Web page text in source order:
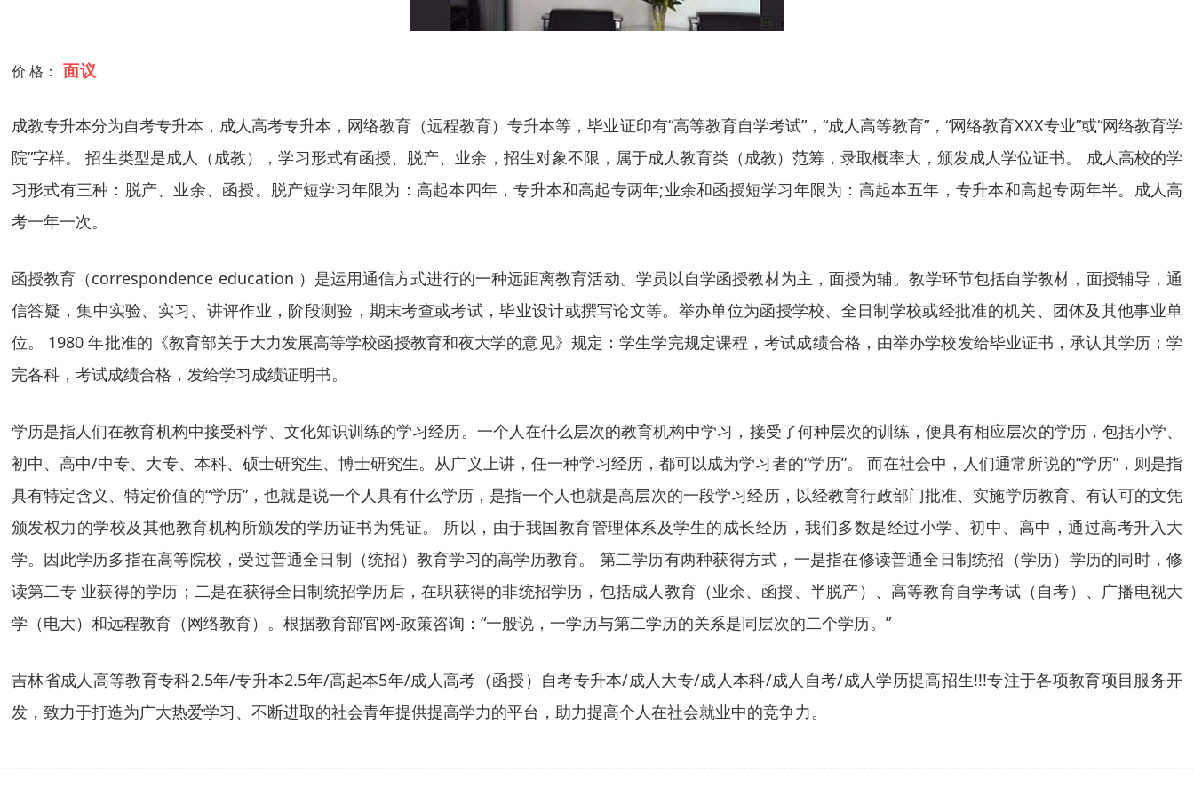
价 格： 面议
成教专升本分为自考专升本，成人高考专升本，网络教育（远程教育）专升本等，毕业证印有“高等教育自学考试”，“成人高等教育”，“网络教育XXX专业”或“网络教育学
院”字样。 招生类型是成人（成教），学习形式有函授、脱产、业余，招生对象不限，属于成人教育类（成教）范筹，录取概率大，颁发成人学位证书。 成人高校的学
习形式有三种：脱产、业余、函授。脱产短学习年限为：高起本四年，专升本和高起专两年;业余和函授短学习年限为：高起本五年，专升本和高起专两年半。成人高
考一年一次。
函授教育（correspondence education ）是运用通信方式进行的一种远距离教育活动。学员以自学函授教材为主，面授为辅。教学环节包括自学教材，面授辅导，通
信答疑，集中实验、实习、讲评作业，阶段测验，期末考查或考试，毕业设计或撰写论文等。举办单位为函授学校、全日制学校或经批准的机关、团体及其他事业单
位。 1980 年批准的《教育部关于大力发展高等学校函授教育和夜大学的意见》规定：学生学完规定课程，考试成绩合格，由举办学校发给毕业证书，承认其学历；学
完各科，考试成绩合格，发给学习成绩证明书。
学历是指人们在教育机构中接受科学、文化知识训练的学习经历。一个人在什么层次的教育机构中学习，接受了何种层次的训练，便具有相应层次的学历，包括小学、
初中、高中/中专、大专、本科、硕士研究生、博士研究生。从广义上讲，任一种学习经历，都可以成为学习者的“学历”。 而在社会中，人们通常所说的“学历”，则是指
具有特定含义、特定价值的“学历”，也就是说一个人具有什么学历，是指一个人也就是高层次的一段学习经历，以经教育行政部门批准、实施学历教育、有认可的文凭
颁发权力的学校及其他教育机构所颁发的学历证书为凭证。 所以，由于我国教育管理体系及学生的成长经历，我们多数是经过小学、初中、高中，通过高考升入大
学。因此学历多指在高等院校，受过普通全日制（统招）教育学习的高学历教育。 第二学历有两种获得方式，一是指在修读普通全日制统招（学历）学历的同时，修
读第二专 业获得的学历；二是在获得全日制统招学历后，在职获得的非统招学历，包括成人教育（业余、函授、半脱产）、高等教育自学考试（自考）、广播电视大
学（电大）和远程教育（网络教育）。根据教育部官网-政策咨询：“一般说，一学历与第二学历的关系是同层次的二个学历。”
吉林省成人高等教育专科2.5年/专升本2.5年/高起本5年/成人高考（函授）自考专升本/成人大专/成人本科/成人自考/成人学历提高招生!!!专注于各项教育项目服务开
发，致力于打造为广大热爱学习、不断进取的社会青年提供提高学力的平台，助力提高个人在社会就业中的竞争力。